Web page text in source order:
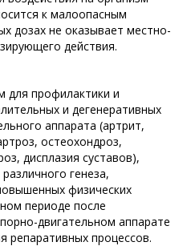
к малоопасным
дозах не оказывает местно-
действия.
для профилактики и
и дегенеративных
аппарата (артрит,
остеохондроз,
дисплазия суставов),
генеза,
физических
периоде после
двигательном аппарате
репаративных процессов.